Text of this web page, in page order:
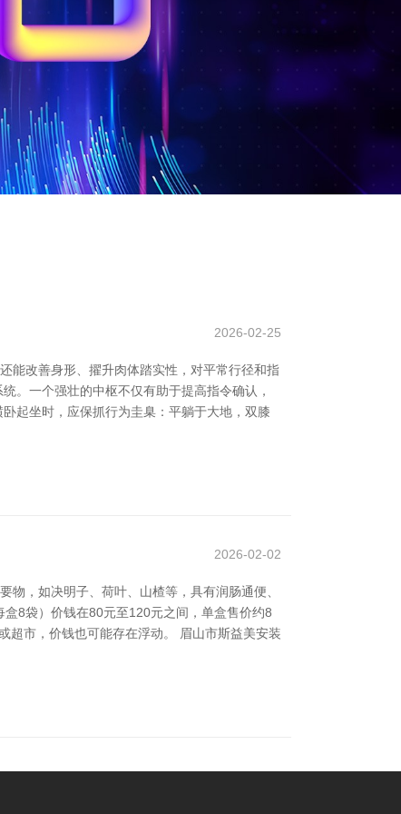
2026-02-25
能改善身形、擢升肉体踏实性，对平常行径和指
。一个强壮的中枢不仅有助于提高指令确认，
起坐时，应保抓行为圭臬：平躺于大地，双膝
2026-02-02
，如决明子、荷叶、山楂等，具有润肠通便、
8袋）价钱在80元至120元之间，单盒售价约8
超市，价钱也可能存在浮动。 眉山市斯益美安装